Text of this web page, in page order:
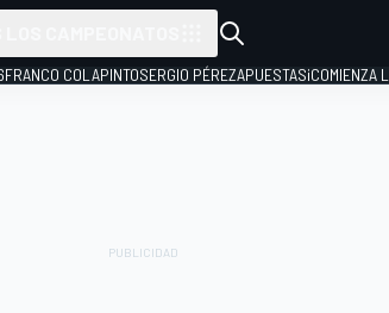
FRANCO COLAPINTOSERGIO PÉREZAPUESTAS¡COMIENZA